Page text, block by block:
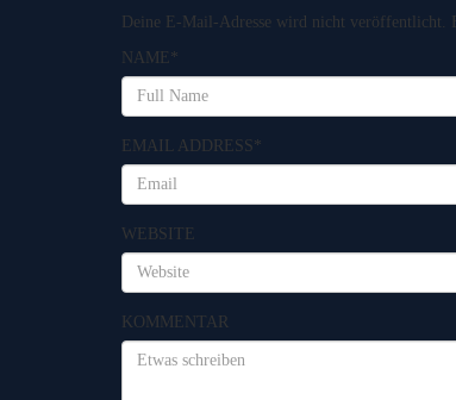
Deine E-Mail-Adresse wird nicht veröffentlicht.
NAME *
EMAIL ADDRESS*
WEBSITE
KOMMENTAR